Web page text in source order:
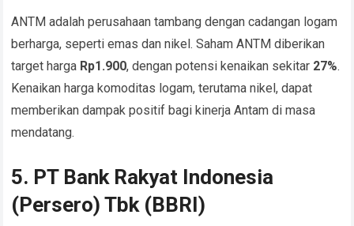
ANTM adalah perusahaan tambang dengan cadangan logam
berharga, seperti emas dan nikel. Saham ANTM diberikan
target harga Rp1.900, dengan potensi kenaikan sekitar 27%.
Kenaikan harga komoditas logam, terutama nikel, dapat
memberikan dampak positif bagi kinerja Antam di masa
mendatang.
5. PT Bank Rakyat Indonesia
(Persero) Tbk (BBRI)